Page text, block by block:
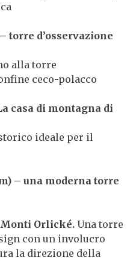
torre d’osservazione
alla torre
ceco-polacco
casa di montagna di
ideale per il
– una moderna torre
Orlické. Una torre
con un involucro
la direzione della